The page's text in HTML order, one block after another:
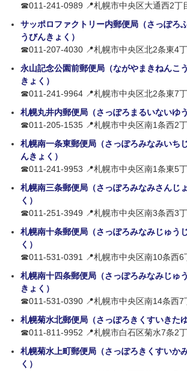
☎011-241-0989 📍札幌市中央区大通西2丁
サッポロファクトリー内郵便局（さっぽろ
うびんきょく）
☎011-207-4030 📍札幌市中央区北2条東4
永山記念公園前郵便局（ながやまきねんこ
きょく）
☎011-241-9964 📍札幌市中央区北2条東7
札幌丸井内郵便局（さっぽろまるいないゆ
☎011-205-1535 📍札幌市中央区南1条西2
札幌南一条東郵便局（さっぽろみなみいち
んきょく）
☎011-241-9953 📍札幌市中央区南1条東5
札幌南三条郵便局（さっぽろみなみさんじ
く）
☎011-251-3949 📍札幌市中央区南3条西3
札幌南十条郵便局（さっぽろみなみじゅう
く）
☎011-531-0391 📍札幌市中央区南10条西6
札幌南十四条郵便局（さっぽろみなみじゅ
きょく）
☎011-531-0390 📍札幌市中央区南14条西7
札幌菊水北郵便局（さっぽろきくすいきた
☎011-811-9952 📍札幌市白石区菊水7条2
札幌菊水上町郵便局（さっぽろきくすいか
く）